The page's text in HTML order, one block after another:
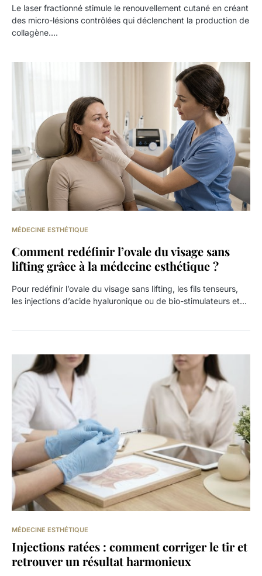
Le laser fractionné stimule le renouvellement cutané en créant
des micro-lésions contrôlées qui déclenchent la production de
collagène.…
MÉDECINE ESTHÉTIQUE
Comment redéfinir l’ovale du visage sans
lifting grâce à la médecine esthétique ?
Pour redéfinir l’ovale du visage sans lifting, les fils tenseurs,
les injections d’acide hyaluronique ou de bio-stimulateurs et…
MÉDECINE ESTHÉTIQUE
Injections ratées : comment corriger le tir et
retrouver un résultat harmonieux